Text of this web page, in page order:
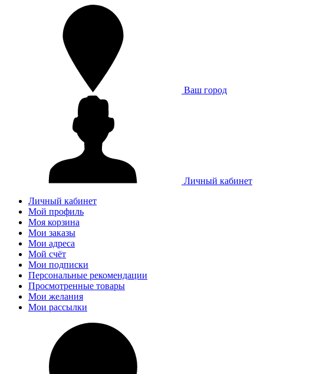
Ваш город
Личный кабинет
Личный кабинет
Мой профиль
Моя корзина
Мои заказы
Мои адреса
Мой счёт
Мои подписки
Персональные рекомендации
Просмотренные товары
Мои желания
Мои рассылки